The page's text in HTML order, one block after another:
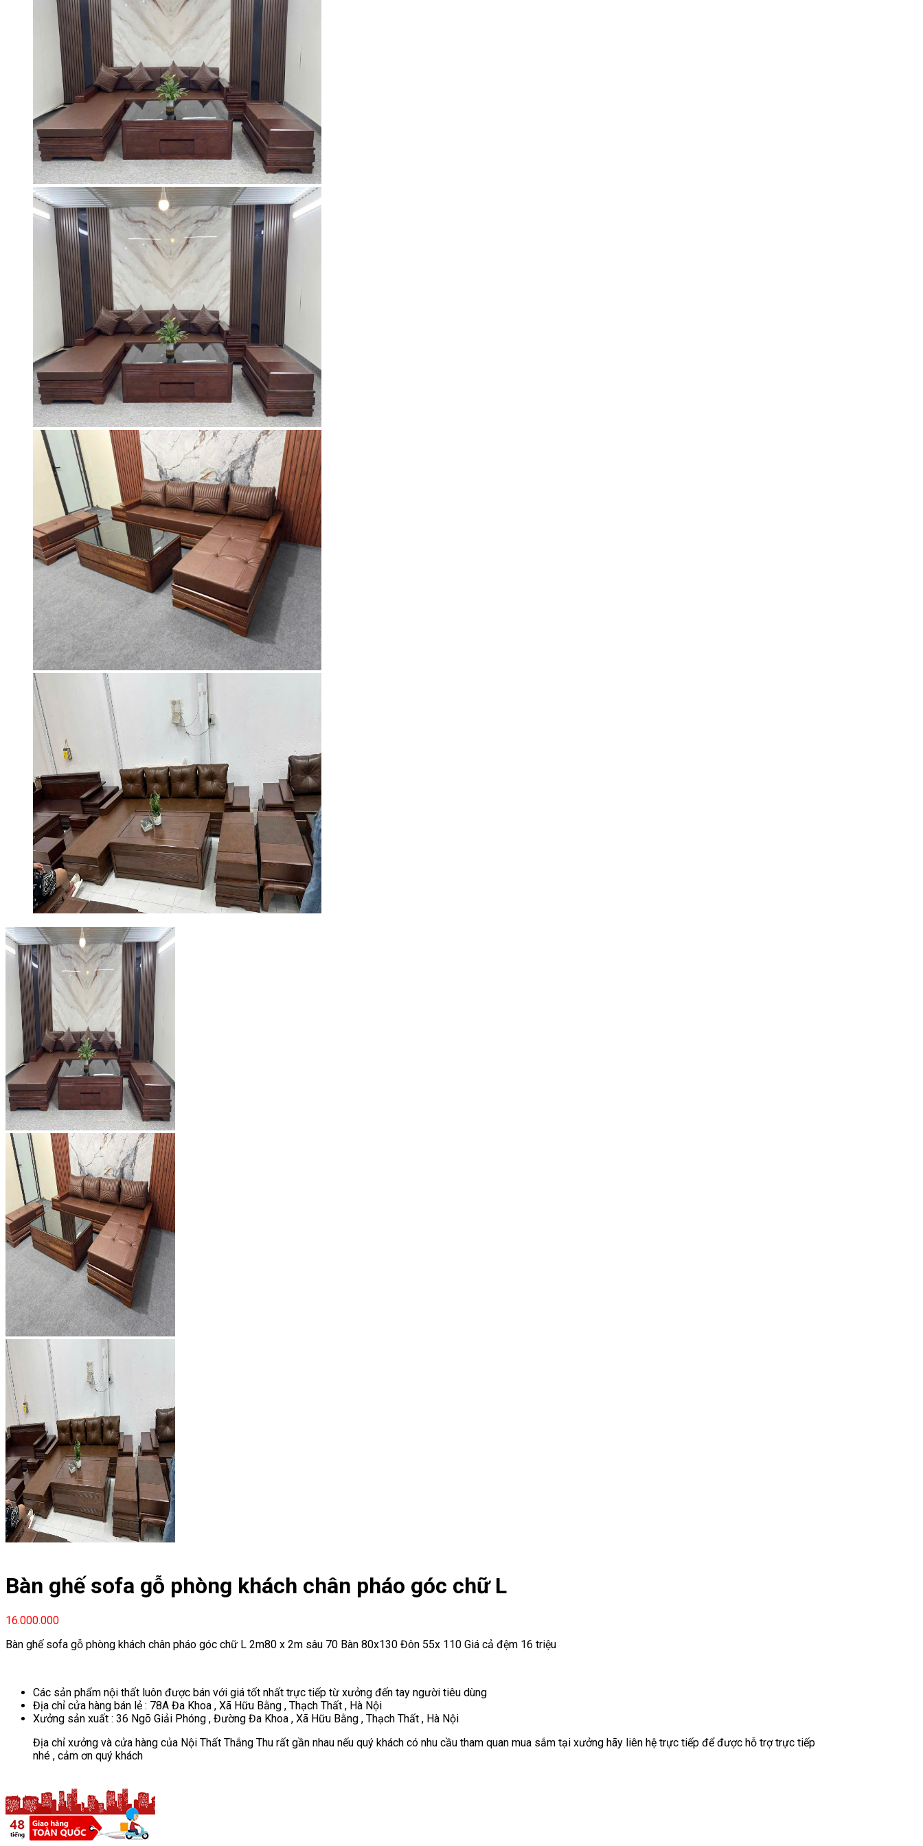
Bàn ghế sofa gỗ phòng khách chân pháo góc chữ L
16.000.000
Bàn ghế sofa gỗ phòng khách chân pháo góc chữ L 2m80 x 2m sâu 70 Bàn 80x130 Đôn 55x 110 Giá cả đệm 16 triệu
Các sản phẩm nội thất luôn được bán với giá tốt nhất trực tiếp từ xưởng đến tay người tiêu dùng
Địa chỉ cửa hàng bán lẻ : 78A Đa Khoa , Xã Hữu Bằng , Thạch Thất , Hà Nội
Xưởng sản xuất : 36 Ngõ Giải Phóng , Đường Đa Khoa , Xã Hữu Bằng , Thạch Thất , Hà Nội
Địa chỉ xưởng và cửa hàng của Nội Thất Thắng Thu rất gần nhau nếu quý khách có nhu cầu tham quan mua sắm tại xưởng hãy liên hệ trực tiếp để được hỗ trợ trực tiếp
nhé , cảm ơn quý khách